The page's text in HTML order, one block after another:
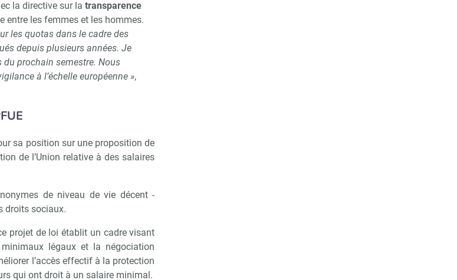
la directive sur la transparence
entre les femmes et les hommes.
les quotas dans le cadre des
depuis plusieurs années. Je
prochain semestre. Nous
à l’échelle européenne »,
sa position sur une proposition de
de l’Union relative à des salaires
de niveau de vie décent -
droits sociaux.
projet de loi établit un cadre visant
légaux et la négociation
l’accès effectif à la protection
qui ont droit à un salaire minimal.
Abonnez-vous à notre newsletter
reçois déjà ! Je déciderai plus tard